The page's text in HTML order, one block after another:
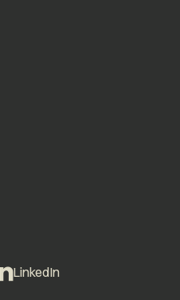
LinkedIn